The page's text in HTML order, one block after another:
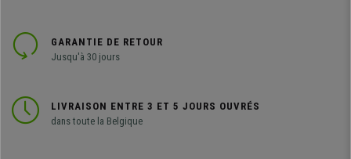
GARANTIE DE RETOUR
Jusqu'à 30 jours
LIVRAISON ENTRE 3 ET 5 JOURS OUVRÉS
dans toute la Belgique